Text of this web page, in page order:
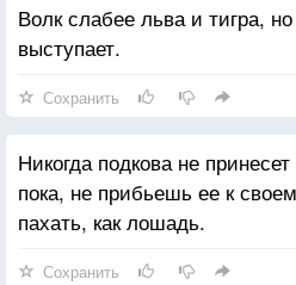
Волк слабее льва и тигра,
выступает.
Сохранить
Никогда подкова не
пока, не прибьешь ее к
пахать, как лошадь.
Сохранить